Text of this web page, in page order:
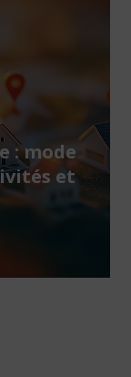
: mode
et